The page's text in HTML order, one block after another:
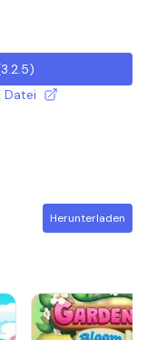
3.2.5)
Datei
Herunterladen